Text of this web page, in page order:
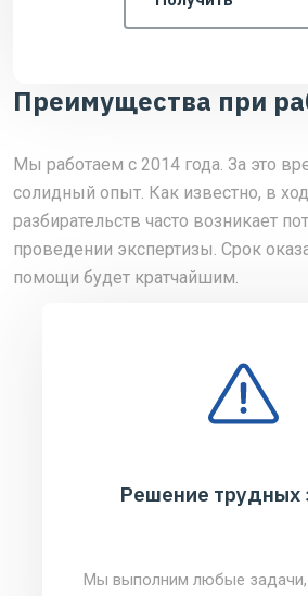
Преимущества при
Мы работаем с 2014 года. За это
солидный опыт. Как известно, в
разбирательств часто возникает
проведении экспертизы. Срок
помощи будет кратчайшим.
Решение трудных
Мы выполним любые